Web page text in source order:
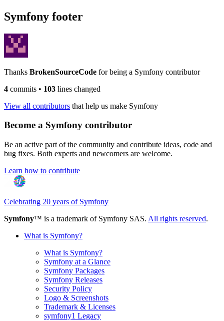
Symfony footer
Thanks BrokenSourceCode for being a Symfony contributor
4 commits • 103 lines changed
View all contributors that help us make Symfony
Become a Symfony contributor
Be an active part of the community and contribute ideas, code and
bug fixes. Both experts and newcomers are welcome.
Learn how to contribute
Celebrating 20 years of Symfony
Symfony™ is a trademark of Symfony SAS. All rights reserved.
What is Symfony?
What is Symfony?
Symfony at a Glance
Symfony Packages
Symfony Releases
Security Policy
Logo & Screenshots
Trademark & Licenses
symfony1 Legacy